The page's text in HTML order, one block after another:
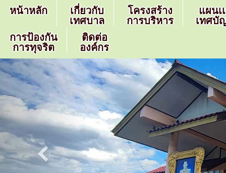
หน้าหลัก
เกี่ยวกับ
เทศบาล
โครงสร้าง
การบริหาร
แผนเ
เทศบั
การป้องกัน
การทุจริต
ติดต่อ
องค์กร